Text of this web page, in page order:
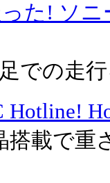
た! ソ
での走
Hotline!
搭載で重